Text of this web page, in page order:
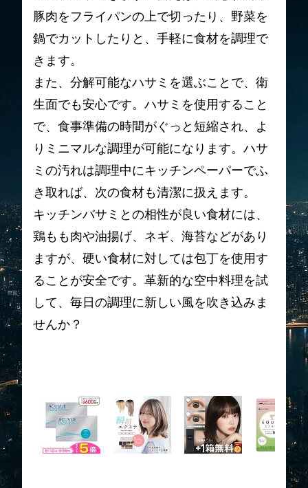
豚肉をフライパンの上で切ったり、野菜を
鍋でカットしたりと、手軽に食材を調理で
きます。
また、分解可能なハサミを選ぶことで、衛
生面でも安心です。ハサミを使用すること
で、食事準備の時間がぐっと短縮され、よ
りミニマルな調理が可能になります。ハサ
ミの汚れは調理中にキッチンペーパーでふ
き取れば、次の食材も清潔に扱えます。
キッチンバサミとの相性が良い食材には、
鶏もも肉や油揚げ、ネギ、海苔などがあり
ますが、硬い食材に対しては包丁を使用す
ることが安全です。革新的な空中料理を試
して、毎日の調理に新しい風を吹き込みま
せんか？